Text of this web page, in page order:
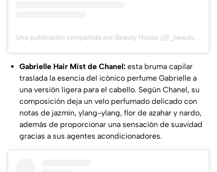
Gabrielle Hair Mist de Chanel: esta bruma capilar
traslada la esencia del icónico perfume Gabrielle a
una versión ligera para el cabello. Según Chanel, su
composición deja un velo perfumado delicado con
notas de jazmín, ylang-ylang, flor de azahar y nardo,
además de proporcionar una sensación de suavidad
gracias a sus agentes acondicionadores.